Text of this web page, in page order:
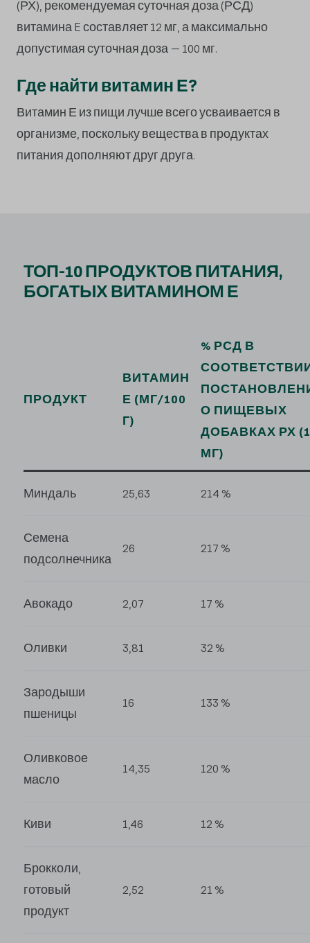
(РХ), рекомендуемая суточная доза (РСД)
витамина E составляет 12 мг, а максимально
допустимая суточная доза – 100 мг.
Где найти витамин Е?
Витамин Е из пищи лучше всего усваивается в
организме, поскольку вещества в продуктах
питания дополняют друг друга.
ПРОДУКТ
ВИТАМИН
Е (МГ/100
Г)
% РСД В
О ПИЩЕВЫХ
ДОБАВКАХ РХ
МГ)
Миндаль 25,63 214 %
Семена
подсолнечника
26 217 %
Авокадо 2,07 17 %
Оливки 3,81 32 %
Зародыши
пшеницы
16 133 %
Оливковое
масло
14,35 120 %
Киви 1,46 12 %
Брокколи,
готовый
продукт
2,52 21 %
ТОП-10 ПРОДУКТОВ ПИТАНИЯ,
БОГАТЫХ ВИТАМИНОМ Е